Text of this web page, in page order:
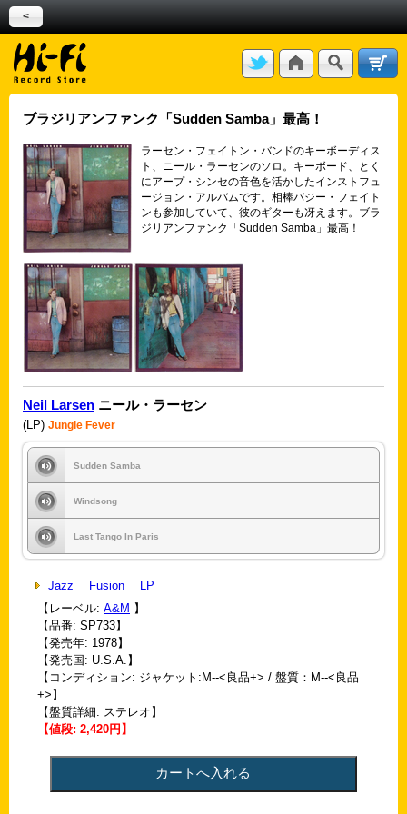
<
ブラジリアンファンク「Sudden Samba」最高！
ラーセン・フェイトン・バンドのキーボーディス
ト、ニール・ラーセンのソロ。キーボード、とく
にアープ・シンセの音色を活かしたインストフュ
ージョン・アルバムです。相棒バジー・フェイト
ンも参加していて、彼のギターも冴えます。ブラ
ジリアンファンク「Sudden Samba」最高！
Neil Larsen ニール・ラーセン
(LP) Jungle Fever
Sudden Samba
Windsong
Last Tango In Paris
Jazz Fusion
LP
【レーベル: A&M 】
【品番: SP733】
【発売年: 1978】
【発売国: U.S.A.】
【コンディション: ジャケット:M--<良品+> / 盤質：M--<良品
+>】
【盤質詳細: ステレオ】
【値段: 2,420円】